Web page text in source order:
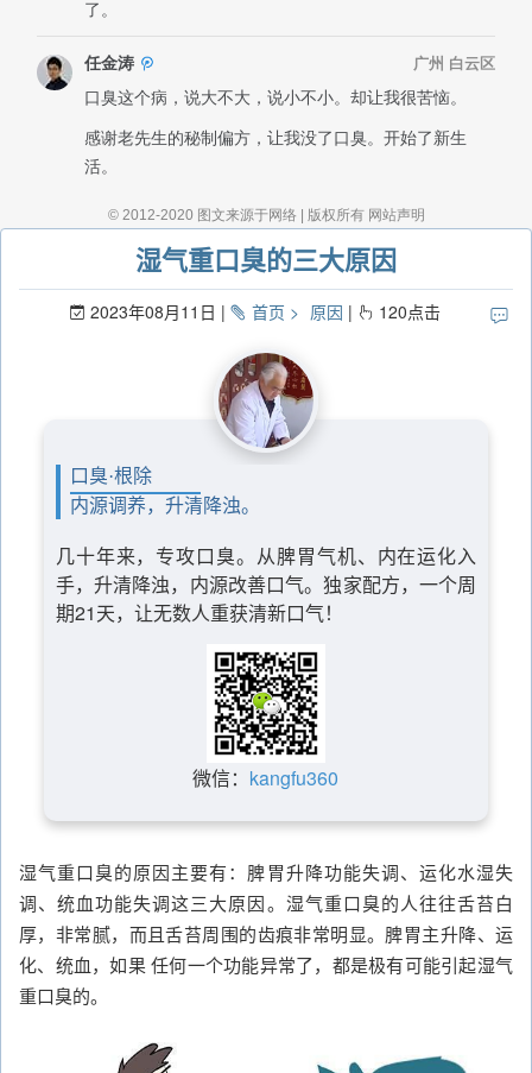
湿气重口臭的三大原因
2023年08月11日 首页 原因 120点击
口臭·根除
内源调养，升清降浊。
几十年来，专攻口臭。从脾胃气机、内在运化入
手，升清降浊，内源改善口气。独家配方，一个周
期21天，让无数人重获清新口气！
微信： kangfu360
湿气重口臭的原因主要有：脾胃升降功能失调、运化水湿失
调、统血功能失调这三大原因。湿气重口臭的人往往舌苔白
厚，非常腻，而且舌苔周围的齿痕非常明显。脾胃主升降、运
化、统血，如果 任何一个功能异常了，都是极有可能引起湿气
重口臭的。